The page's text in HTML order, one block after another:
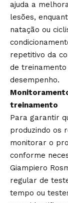
ajuda a
lesões,
natação ou
repetitivo da
de
desempenho.
treinamento
Para garantir
produzindo os
monitorar o
conforme
Giampiero
regular de
tempo ou